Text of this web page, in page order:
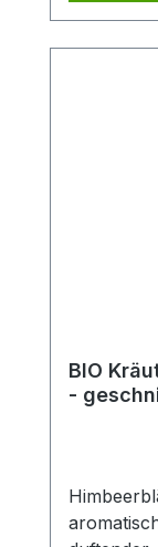
(10g) mit
BIO
-